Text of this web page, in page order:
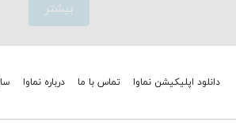
بیشتر
دانلود اپلیکیشن نماوا تماس با ما درباره نماوا